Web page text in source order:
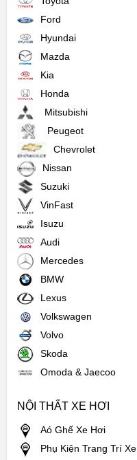
Ford
Hyundai
Mazda
Kia
Honda
Mitsubishi
Peugeot
Chevrolet
Nissan
Suzuki
VinFast
Isuzu
Audi
Mercedes
BMW
Lexus
Volkswagen
Volvo
Skoda
Omoda & Jaecoo
NỘI THẤT XE HƠI
Aó Ghế Xe Hơi
Phụ Kiện Trang Trí Xe